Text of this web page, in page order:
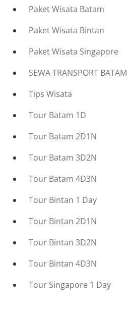
Paket Wisata Batam
Paket Wisata Bintan
Paket Wisata Singapore
SEWA TRANSPORT BATAM
Tips Wisata
Tour Batam 1D
Tour Batam 2D1N
Tour Batam 3D2N
Tour Batam 4D3N
Tour Bintan 1 Day
Tour Bintan 2D1N
Tour Bintan 3D2N
Tour Bintan 4D3N
Tour Singapore 1 Day